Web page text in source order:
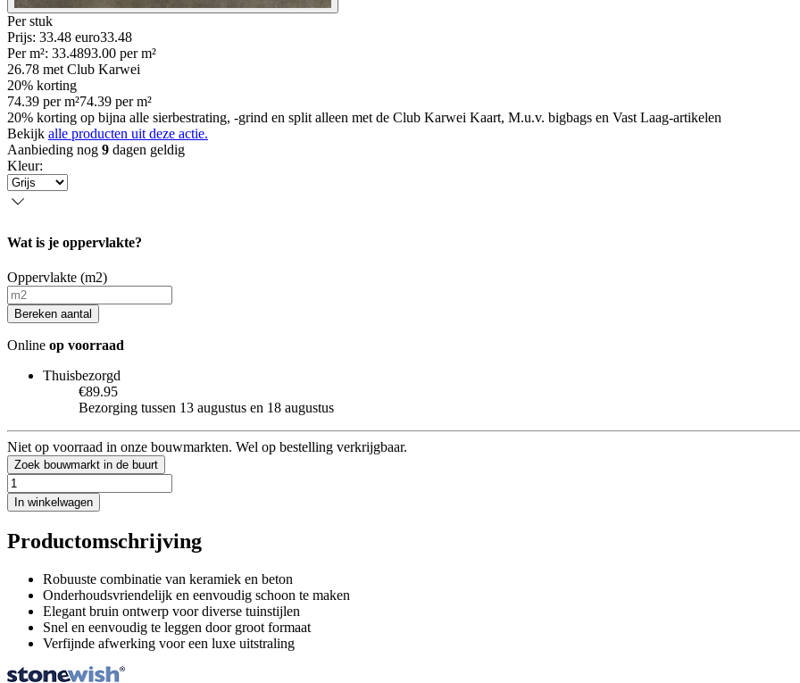
Per stuk
Prijs: 33.48 euro33.48
Per m²: 33.4893.00 per m²
26.78 met Club Karwei
20% korting
74.39 per m²74.39 per m²
20% korting op bijna alle sierbestrating, -grind en split alleen met de Club Karwei Kaart, M.u.v. bigbags en Vast Laag-artikelen
Bekijk alle producten uit deze actie.
Aanbieding nog 9 dagen geldig
Kleur:
Wat is je oppervlakte?
Oppervlakte (m2)
Bereken aantal
Online op voorraad
Thuisbezorgd
€89.95
Bezorging tussen 13 augustus en 18 augustus
Niet op voorraad in onze bouwmarkten. Wel op bestelling verkrijgbaar.
Zoek bouwmarkt in de buurt
In winkelwagen
Productomschrijving
Robuuste combinatie van keramiek en beton
Onderhoudsvriendelijk en eenvoudig schoon te maken
Elegant bruin ontwerp voor diverse tuinstijlen
Snel en eenvoudig te leggen door groot formaat
Verfijnde afwerking voor een luxe uitstraling